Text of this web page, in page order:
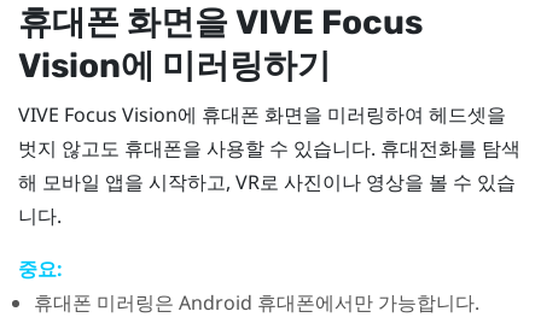
휴대폰 화면을 VIVE Focus
Vision에 미러링하기
VIVE Focus Vision에 휴대폰 화면을 미러링하여 헤드셋을
벗지 않고도 휴대폰을 사용할 수 있습니다. 휴대전화를 탐색
해 모바일 앱을 시작하고, VR로 사진이나 영상을 볼 수 있습
니다.
중요:
휴대폰 미러링은 Android 휴대폰에서만 가능합니다.